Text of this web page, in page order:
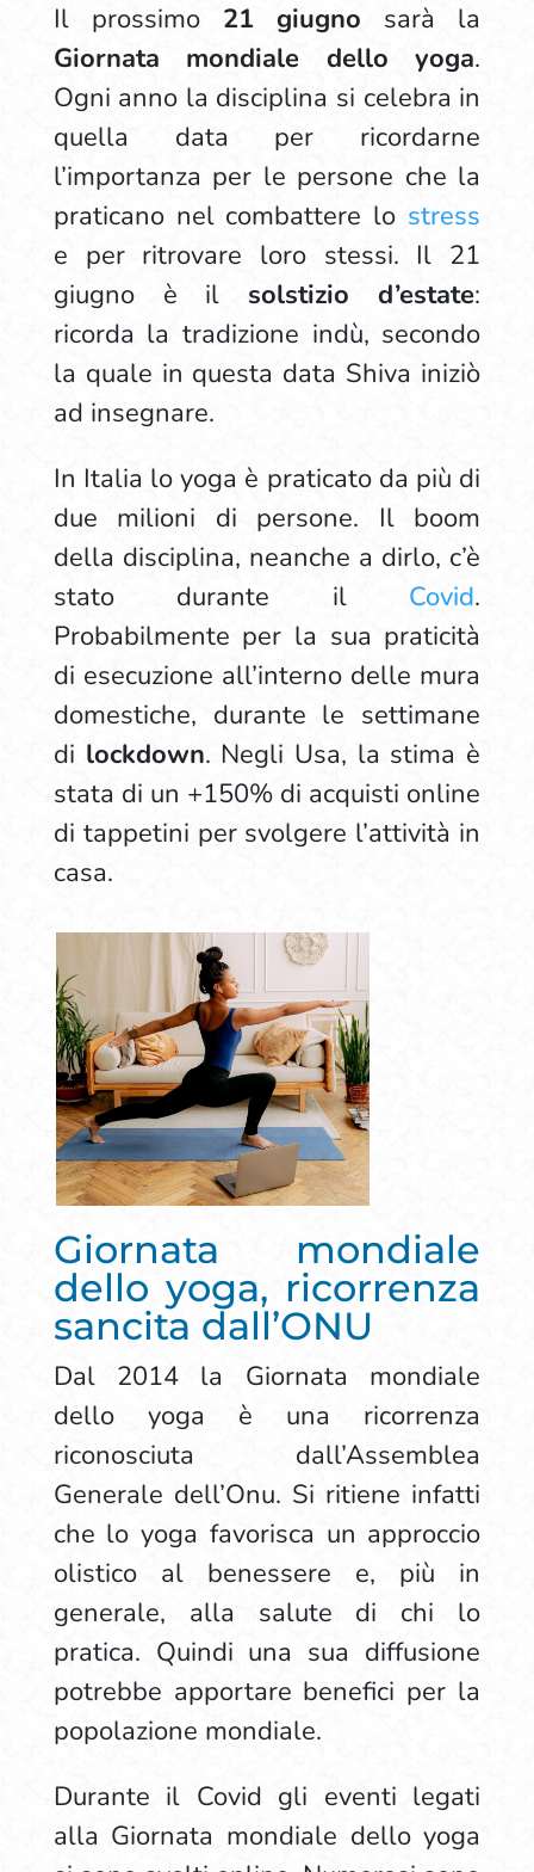
Il prossimo 21 giugno sarà la
Giornata mondiale dello yoga.
Ogni anno la disciplina si celebra in
quella data per ricordarne
l’importanza per le persone che la
praticano nel combattere lo stress
e per ritrovare loro stessi. Il 21
giugno è il solstizio d’estate:
ricorda la tradizione indù, secondo
la quale in questa data Shiva iniziò
ad insegnare.
In Italia lo yoga è praticato da più di
due milioni di persone. Il boom
della disciplina, neanche a dirlo, c’è
stato durante il Covid.
Probabilmente per la sua praticità
di esecuzione all’interno delle mura
domestiche, durante le settimane
di lockdown. Negli Usa, la stima è
stata di un +150% di acquisti online
di tappetini per svolgere l’attività in
casa.
Giornata mondiale
dello yoga, ricorrenza
sancita dall’ONU
Dal 2014 la Giornata mondiale
dello yoga è una ricorrenza
riconosciuta dall’Assemblea
Generale dell’Onu. Si ritiene infatti
che lo yoga favorisca un approccio
olistico al benessere e, più in
generale, alla salute di chi lo
pratica. Quindi una sua diffusione
potrebbe apportare benefici per la
popolazione mondiale.
Durante il Covid gli eventi legati
alla Giornata mondiale dello yoga